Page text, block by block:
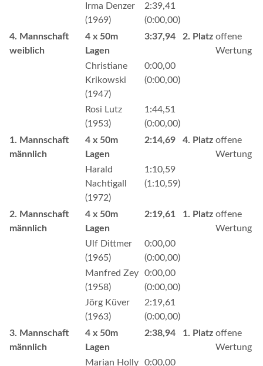
Irma Denzer
(1969)
2:39,41
(0:00,00)
4. Mannschaft
weiblich
4 x 50m
Lagen
3:37,94 2. Platz offene
Wertung
Christiane
Krikowski
(1947)
0:00,00
(0:00,00)
Rosi Lutz
(1953)
1:44,51
(0:00,00)
1. Mannschaft
männlich
4 x 50m
Lagen
2:14,69 4. Platz offene
Wertung
Harald
Nachtigall
(1972)
1:10,59
(1:10,59)
2. Mannschaft
männlich
4 x 50m
Lagen
2:19,61 1. Platz offene
Wertung
Ulf Dittmer
(1965)
0:00,00
(0:00,00)
Manfred Zey
(1958)
0:00,00
(0:00,00)
Jörg Küver
(1963)
2:19,61
(0:00,00)
3. Mannschaft
männlich
4 x 50m
Lagen
2:38,94 1. Platz offene
Wertung
Marian Holly
0:00,00